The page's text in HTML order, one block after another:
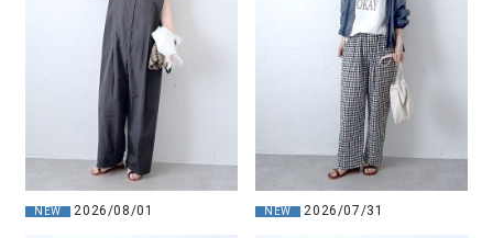
NEW 2026/08/01 NEW 2026/07/31